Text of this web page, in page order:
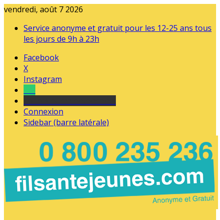
vendredi, août 7 2026
Service anonyme et gratuit pour les 12-25 ans tous
les jours de 9h à 23h
Facebook
X
Instagram
Connexion
Sidebar (barre latérale)